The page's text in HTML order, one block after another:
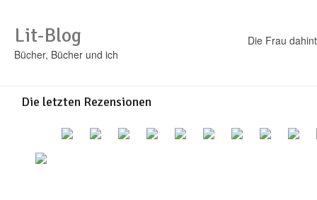
Lit-Blog
Bücher, Bücher und ich
Die Frau
Die letzten Rezensionen